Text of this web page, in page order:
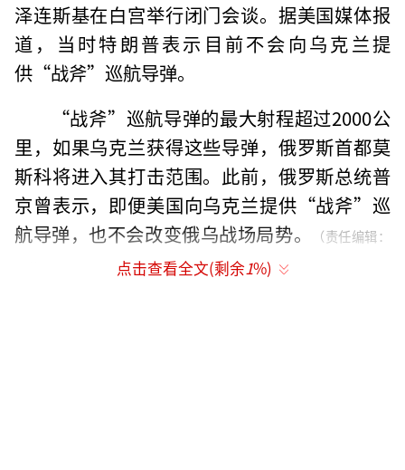
泽连斯基在白宫举行闭门会谈。据美国媒体报
道，当时特朗普表示目前不会向乌克兰提
供“战斧”巡航导弹。
“战斧”巡航导弹的最大射程超过2000公
里，如果乌克兰获得这些导弹，俄罗斯首都莫
斯科将进入其打击范围。此前，俄罗斯总统普
京曾表示，即便美国向乌克兰提供“战斧”巡
航导弹，也不会改变俄乌战场局势。
（责任编辑：
点击查看全文(剩余1%)